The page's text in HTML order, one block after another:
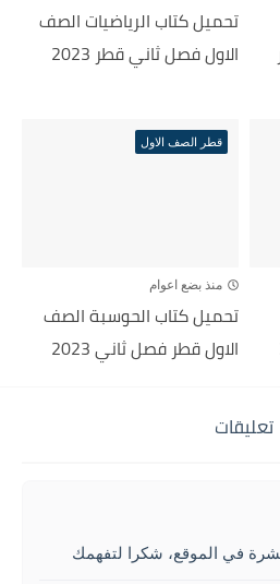
تحميل كتاب الرياضيات الصف
الاول فصل ثاني قطر 2023
قطر الصف الاول
منذ بضع اعوام
تحميل كتاب الحوسبة الصف
الاول قطر فصل ثاني 2023
تعليقات
في الموقع، شكرا لتفهمك